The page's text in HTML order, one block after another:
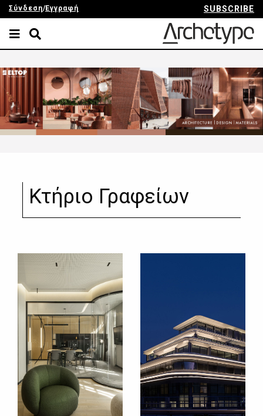
Σύνδεση/Εγγραφή SUBSCRIBE
Κτήριο Γραφείων